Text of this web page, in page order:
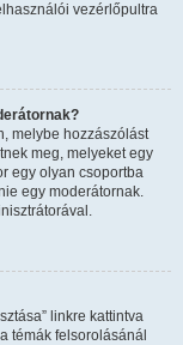
vezérlőpultra
melybe hozzászólást
meg, melyeket egy
egy olyan csoportba
egy moderátornak.
linkre kattintva
témák felsorolásánál